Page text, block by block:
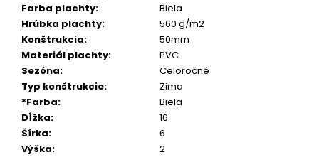
Farba plachty:
Biela
Hrúbka plachty:
560 g/m2
Konštrukcia:
50mm
Materiál plachty:
PVC
Sezóna:
Celoročné
Typ konštrukcie:
Zima
*Farba:
Biela
Dĺžka:
16
Šírka:
6
Výška: 2